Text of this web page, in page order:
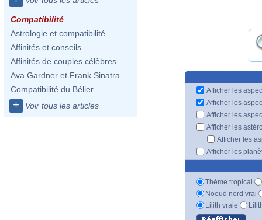
Compatibilité
Astrologie et compatibilité
Affinités et conseils
Affinités de couples célèbres
Ava Gardner et Frank Sinatra
Compatibilité du Bélier
+ Voir tous les articles
Afficher les
Afficher les
Afficher les
Afficher les
Afficher les
Afficher les
Thème tropical
Noeud nord vrai
Lilith vraie